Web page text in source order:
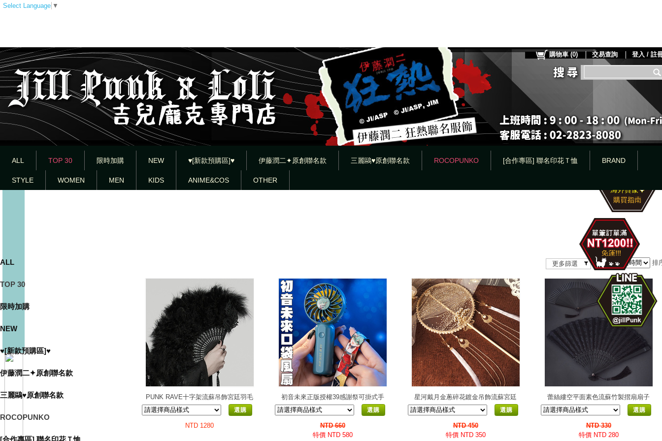
Select Language ▼
ALL TOP 30 限時加購 NEW ♥[新款預購區]♥ 伊藤潤二✦原創聯名款 三麗鷗♥原創聯名款 ROCOPUNKO [合作專區] 聯名印花Ｔ恤 BRAND
STYLE WOMEN MEN KIDS ANIME&COS OTHER
購物車 (0) 交易查詢 登入 / 註
ALL
TOP 30
限時加購
NEW
♥[新款預購區]♥
伊藤潤二✦原創聯名款
三麗鷗♥原創聯名款
ROCOPUNKO
[合作專區] 聯名印花Ｔ恤
更多篩選 依照 排
PUNK RAVE十字架流蘇吊飾宮廷羽毛
摺扇 哥德暗黑時尚改良中國風
選購
NTD 1280
初音未來正版授權39感謝祭可掛式手
拿usb隨身電風扇 動漫電玩二次元日
常周邊
選購
NTD 660
特價 NTD 580
星河戴月金蔥碎花鍍金吊飾流蘇宮廷
古典長柄團扇 中華少女夢幻漢風中國
風
選購
NTD 450
特價 NTD 350
蕾絲縷空平面素色流蘇竹製摺扇扇子
改良暗黑不良時尚中國風選購
NTD 330
特價 NTD 280